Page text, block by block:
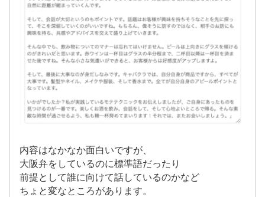
内容はなかなか面白いですが、
大阪弁をしているのに標準語だったり
前提として誰に向けて話しているのかなど
ちょと変なところがあります。